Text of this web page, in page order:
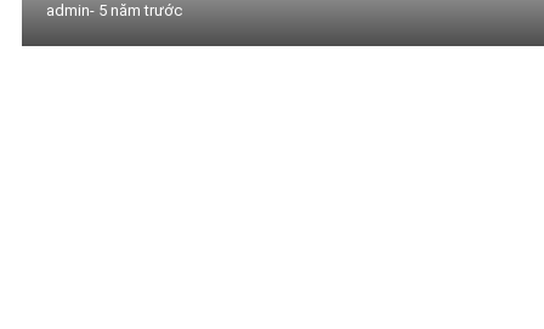
admin- 5 năm trước